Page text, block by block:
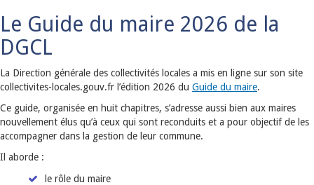
Le Guide du maire 2026 de la
DGCL
La Direction générale des collectivités locales a mis en ligne sur son site
collectivites-locales.gouv.fr l’édition 2026 du Guide du maire.
Ce guide, organisée en huit chapitres, s’adresse aussi bien aux maires
nouvellement élus qu’à ceux qui sont reconduits et a pour objectif de les
accompagner dans la gestion de leur commune.
Il aborde :
le rôle du maire